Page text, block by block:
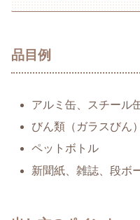
品目例
アルミ缶、スチール
びん類（ガラスびん）
ペットボトル
新聞紙、雑誌、段ボ